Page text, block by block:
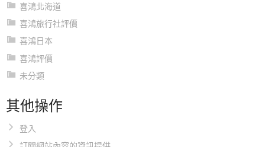
喜鴻北海道
喜鴻旅行社評價
喜鴻日本
喜鴻評價
未分類
其他操作
登入